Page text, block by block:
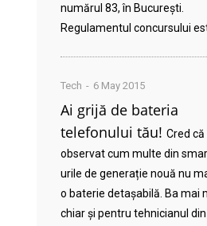
numărul 83, în București.
Regulamentul concursului
Tech 6 May 2015
Ai grijă de bateria
telefonului tău! Cred că
observat cum multe din
urile de generație nouă nu
o baterie detașabilă. Ba mai
chiar și pentru tehnicianul